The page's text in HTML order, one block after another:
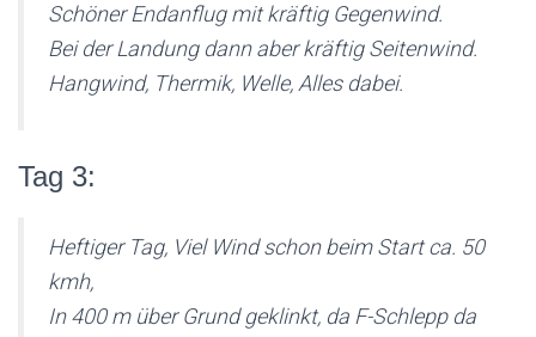
Schöner Endanflug mit kräftig Gegenwind.
Bei der Landung dann aber kräftig Seitenwind.
Hangwind, Thermik, Welle, Alles dabei.
Tag 3:
Heftiger Tag, Viel Wind schon beim Start ca. 50
kmh,
In 400 m über Grund geklinkt, da F-Schlepp da